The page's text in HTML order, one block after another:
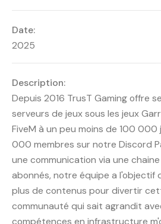
Date:
2025
Description:
Depuis 2016 TrusT Gaming offre
serveurs de jeux sous les jeux
FiveM à un peu moins de 100 000
000 membres sur notre Discord
une communication via une
abonnés, notre équipe a l'objectif
plus de contenus pour divertir
communauté qui sait agrandit
compétences en infrastructure